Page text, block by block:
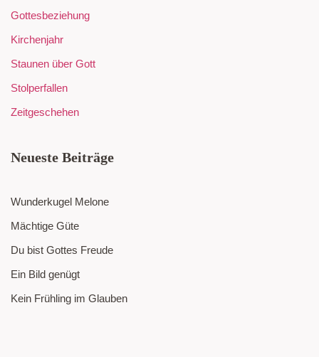
Gottesbeziehung
Kirchenjahr
Staunen über Gott
Stolperfallen
Zeitgeschehen
Neueste Beiträge
Wunderkugel Melone
Mächtige Güte
Du bist Gottes Freude
Ein Bild genügt
Kein Frühling im Glauben